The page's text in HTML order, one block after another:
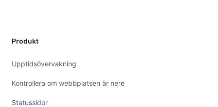
Produkt
Upptidsövervakning
Kontrollera om webbplatsen är nere
Statussidor